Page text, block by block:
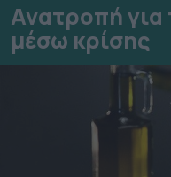
Ανατροπή για
μέσω κρίσης